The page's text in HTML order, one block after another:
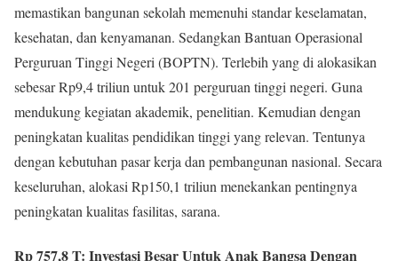
memastikan bangunan sekolah memenuhi standar keselamatan,
kesehatan, dan kenyamanan. Sedangkan Bantuan Operasional
Perguruan Tinggi Negeri (BOPTN). Terlebih yang di alokasikan
sebesar Rp9,4 triliun untuk 201 perguruan tinggi negeri. Guna
mendukung kegiatan akademik, penelitian. Kemudian dengan
peningkatan kualitas pendidikan tinggi yang relevan. Tentunya
dengan kebutuhan pasar kerja dan pembangunan nasional. Secara
keseluruhan, alokasi Rp150,1 triliun menekankan pentingnya
peningkatan kualitas fasilitas, sarana.
Rp 757,8 T: Investasi Besar Untuk Anak Bangsa Dengan